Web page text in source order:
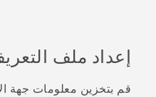
VIVERSE
البرامج + التطبيقات
إعداد ملف
قم بتخزين معلومات جهة